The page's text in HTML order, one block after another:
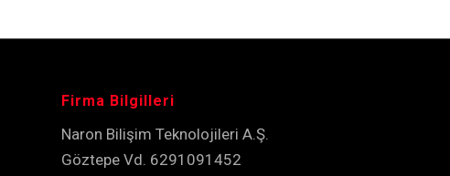
Firma Bilgilleri
Naron Bilişim Teknolojileri A.Ş.
Göztepe Vd. 6291091452